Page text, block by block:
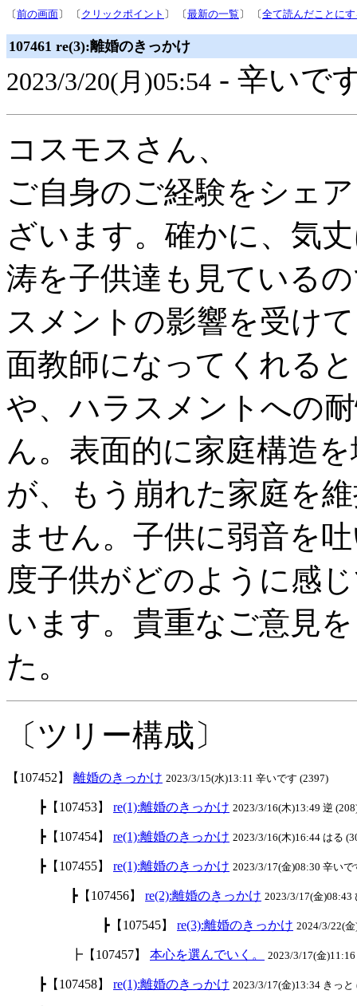
〔前の画面〕 〔 クリックポイント 〕 〔最新の一覧 〕 〔全て読んだことに
107461 re(3):離婚のきっかけ
2023/3/20(月)05:54 - 辛いで
コスモスさん、
ご自身のご経験をシェ
ざいます。確かに、気
涛を子供達も見ている
スメントの影響を受け
面教師になってくれる
や、ハラスメントへの
ん。表面的に家庭構造
が、もう崩れた家庭を
ません。子供に弱音を
度子供がどのように感
います。貴重なご意見
た。
〔ツリー構成〕
【107452】 離婚のきっかけ 2023/3/15(水)13:11 辛いです (2397)
┣【107453】 re(1):離婚のきっかけ 2023/3/16(木)13:49 逆
┣【107454】 re(1):離婚のきっかけ 2023/3/16(木)16:44 はる
┣【107455】 re(1):離婚のきっかけ 2023/3/17(金)08:30 辛いで
┣【107456】 re(2):離婚のきっかけ 2023/3/17(金)08:43
┣【107545】 re(3):離婚のきっかけ 2024/3/22(
┣【107457】 本心を選んでいく。 2023/3/17(金
┣【107458】 re(1):離婚のきっかけ 2023/3/17(金)13:34 きっと